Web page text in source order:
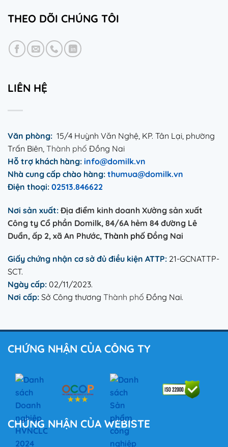
THEO DÕI CHÚNG TÔI
LIÊN HỆ
Văn phòng: 15/4 Huỳnh Văn Nghệ, KP. Tân Lại, phường
Trấn Biên, Thành phố Đồng Nai
Hỗ trợ khách hàng: info@domilk.vn
Nhà cung cấp chào hàng: thumua@domilk.vn
Điện thoại: 02513.846622
Nơi sản xuất: Địa điểm kinh doanh Xưởng sản xuất
Công ty Cổ phần Domilk, 84/6A hẻm 84 đường Lê
Duẩn, ấp 2, xã An Phước, Thành phố Đồng Nai
Giấy chứng nhận cơ sở đủ điều kiện ATTP: 21-GCNATTP-
SCT.
Ngày cấp: 02/11/2023.
Nơi cấp: Sở Công thương Thành phố Đồng Nai.
CHỨNG NHẬN CỦA CÔNG TY
CHỨNG NHẬN CỦA WEBISTE